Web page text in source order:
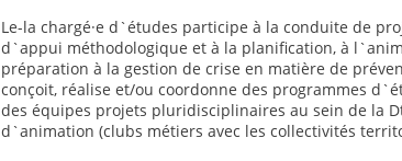
Le-la chargé·e d`études participe à la conduite de
d`appui méthodologique et à la planification, à
préparation à la gestion de crise en matière de
conçoit, réalise et/ou coordonne des programmes
des équipes projets pluridisciplinaires au sein de la
d`animation (clubs métiers avec les collectivités